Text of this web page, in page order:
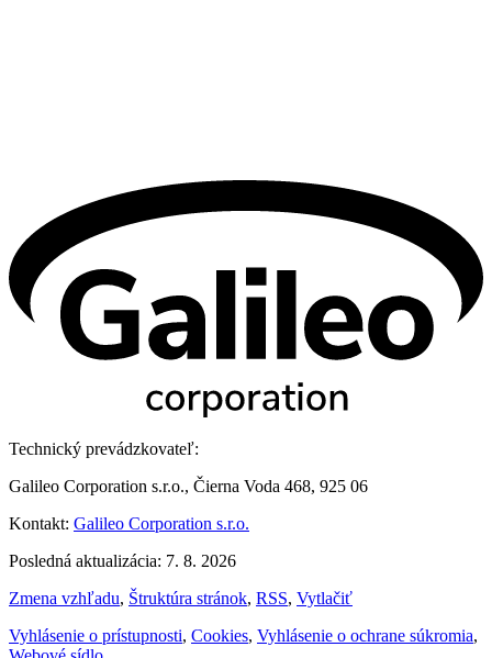
Technický prevádzkovateľ:
Galileo Corporation s.r.o., Čierna Voda 468, 925 06
Kontakt: Galileo Corporation s.r.o.
Posledná aktualizácia: 7. 8. 2026
Zmena vzhľadu, Štruktúra stránok, RSS, Vytlačiť
Vyhlásenie o prístupnosti, Cookies, Vyhlásenie o ochrane súkromia,